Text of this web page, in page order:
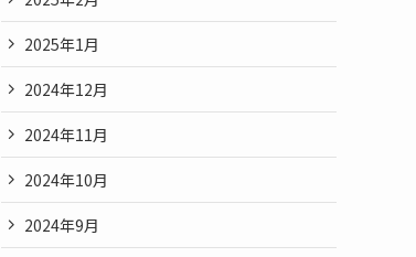
2025年1月
2024年12月
2024年11月
2024年10月
2024年9月